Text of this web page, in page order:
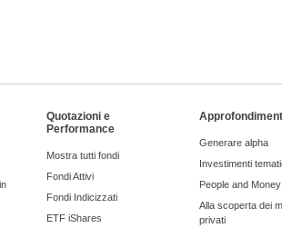
Quotazioni e
Performance
Mostra tutti fondi
Fondi Attivi
Fondi Indicizzati
ETF iShares
Generare alpha
Investimenti
People and
Alla scoperta dei
privati